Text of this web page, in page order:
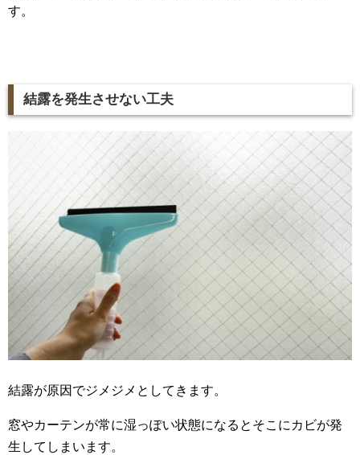
す。
結露を発生させない工夫
結露が原因でジメジメとしてきます。
窓やカーテンが常に湿っぽい状態になるとそこにカビが発
生してしまいます。